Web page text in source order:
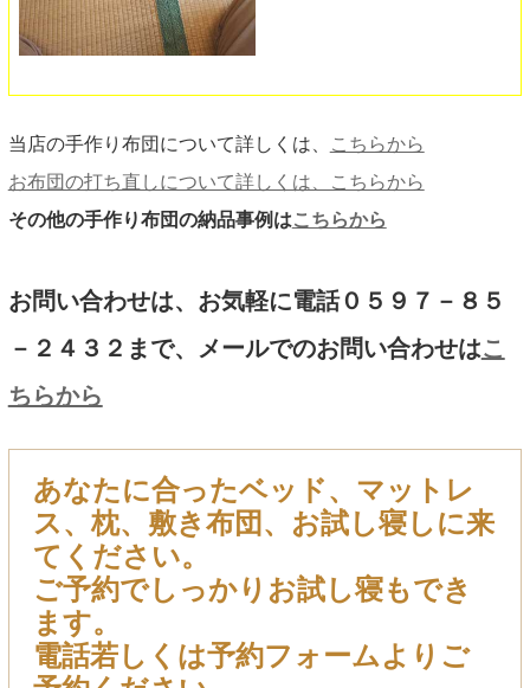
当店の手作り布団について詳しくは、
こちらから
お布団の打ち直しについて詳しくは、こちらから
その他の手作り布団の納品事例はこちらから
お問い合わせは、お気軽に電話０５９７－８５
－２４３２まで、メールでのお問い合わせはこ
ちらから
あなたに合ったベッド、マットレ
ス、枕、敷き布団、お試し寝しに来
てください。
ご予約でしっかりお試し寝もでき
ます。
電話若しくは予約フォームよりご